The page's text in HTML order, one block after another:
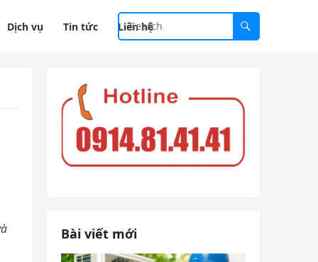
Dịch vụ Tin tức Liên hệ
Bài viết mới